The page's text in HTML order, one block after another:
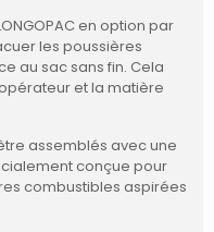
en option par
les poussières
au sac sans fin. Cela
et la matière
assemblés avec une
conçue pour
combustibles aspirées